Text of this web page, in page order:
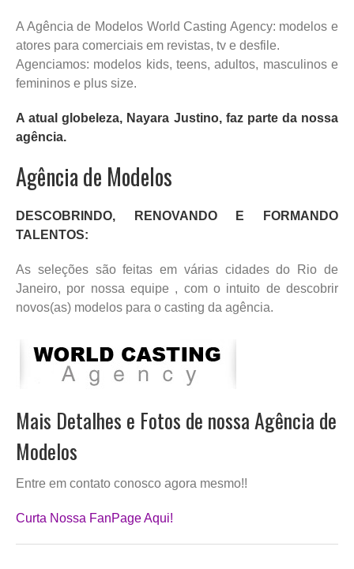
A Agência de Modelos World Casting Agency: modelos e
atores para comerciais em revistas, tv e desfile.
Agenciamos: modelos kids, teens, adultos, masculinos e
femininos e plus size.
A atual globeleza, Nayara Justino, faz parte da nossa
agência.
Agência de Modelos
DESCOBRINDO, RENOVANDO E FORMANDO
TALENTOS:
As seleções são feitas em várias cidades do Rio de
Janeiro, por nossa equipe , com o intuito de descobrir
novos(as) modelos para o casting da agência.
Mais Detalhes e Fotos de nossa Agência de
Modelos
Entre em contato conosco agora mesmo!!
Curta Nossa FanPage Aqui!